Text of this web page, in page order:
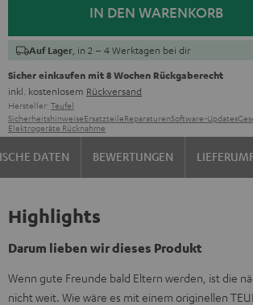
IN DEN WARENKORB
Auf Lager , in 2 – 4 Werktagen bei dir
Sicher einkaufen mit 8 Wochen Rückgaberecht
inkl. kostenlosem Rückversand
Hersteller: Teufel
SicherheitshinweiseErsatzteileReparaturenSoftware-Updates
Elektrogeräte Rücknahme
DATEN BEWERTUNGEN
Highlights
Darum lieben wir dieses Produkt
Wenn gute Freunde bald Eltern werden, ist die
nicht weit. Wie wäre es mit einem originellen